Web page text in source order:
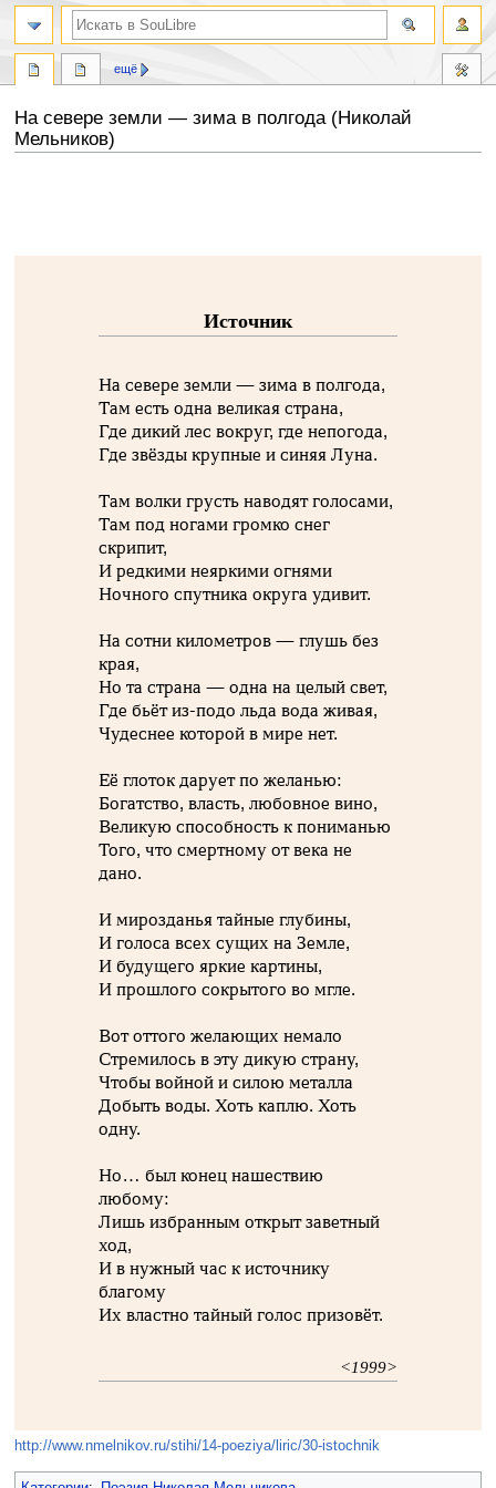
На севере земли — зима в полгода (Николай
Мельников)
Источник
На севере земли — зима в полгода,
Там есть одна великая страна,
Где дикий лес вокруг, где непогода,
Где звёзды крупные и синяя Луна.
Там волки грусть наводят голосами,
Там под ногами громко снег
скрипит,
И редкими неяркими огнями
Ночного спутника округа удивит.
На сотни километров — глушь без
края,
Но та страна — одна на целый свет,
Где бьёт из-подо льда вода живая,
Чудеснее которой в мире нет.
Её глоток дарует по желанью:
Богатство, власть, любовное вино,
Великую способность к пониманью
Того, что смертному от века не
дано.
И мирозданья тайные глубины,
И голоса всех сущих на Земле,
И будущего яркие картины,
И прошлого сокрытого во мгле.
Вот оттого желающих немало
Стремилось в эту дикую страну,
Чтобы войной и силою металла
Добыть воды. Хоть каплю. Хоть
одну.
Но… был конец нашествию
любому:
Лишь избранным открыт заветный
ход,
И в нужный час к источнику
благому
Их властно тайный голос призовёт.
<1999>
http://www.nmelnikov.ru/stihi/14-poeziya/liric/30-istochnik
ещё